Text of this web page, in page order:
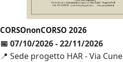
CORSOnonCORSO 2026
📅 07/10/2026 - 22/11/2026
📍 Sede progetto HAR - Via